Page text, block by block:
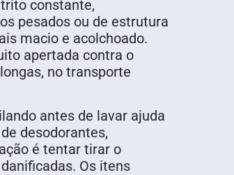
constante,
pesados ou de estrutura
macio e acolchoado.
apertada contra o
no transporte
antes de lavar ajuda
desodorantes,
é tentar tirar o
Os itens